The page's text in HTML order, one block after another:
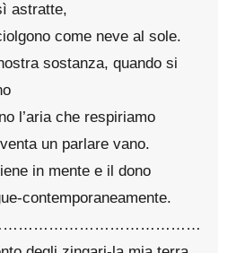
astratte,
come neve al sole.
sostanza, quando si
l’aria che respiriamo
un parlare vano.
in mente e il dono
contemporaneamente.